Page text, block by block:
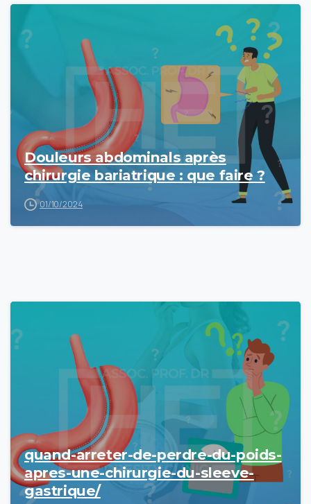
Douleurs abdominals après
chirurgie bariatrique : que faire ?
01/10/2024
quand-arreter-de-perdre-du-poids-
apres-une-chirurgie-du-sleeve-
gastrique/